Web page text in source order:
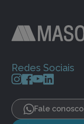
Redes Sociais
Fale conosco